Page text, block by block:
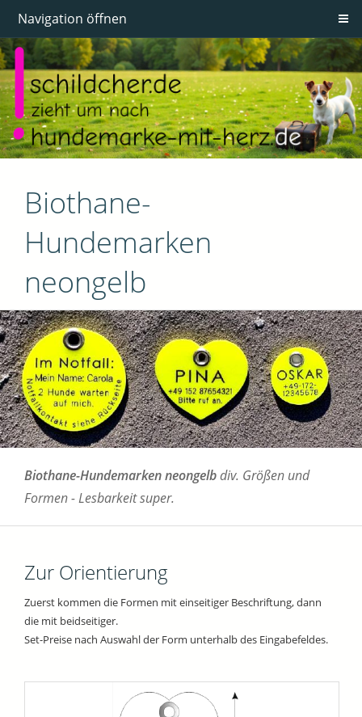
Navigation öffnen
Biothane-
Hundemarken
neongelb
Biothane-Hundemarken neongelbdiv. Größen und
Formen - Lesbarkeit super.
Zur Orientierung
Zuerst kommen die Formen mit einseitiger Beschriftung, dann
die mit beidseitiger.
Set-Preise nach Auswahl der Form unterhalb des Eingabefeldes.